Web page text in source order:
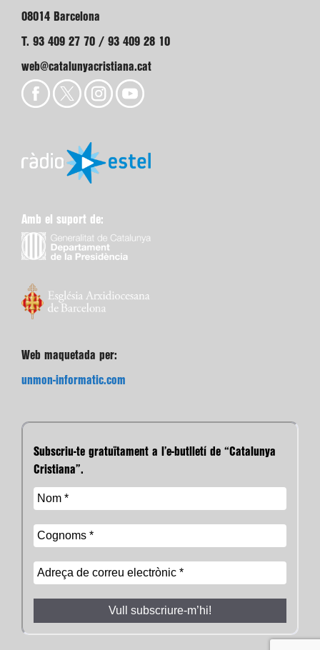
08014 Barcelona
T. 93 409 27 70 / 93 409 28 10
web@catalunyacristiana.cat
Amb el suport de:
Web maquetada per:
unmon-informatic.com
Subscriu-te gratuïtament a l’e-butlletí de “Catalunya
Cristiana”.